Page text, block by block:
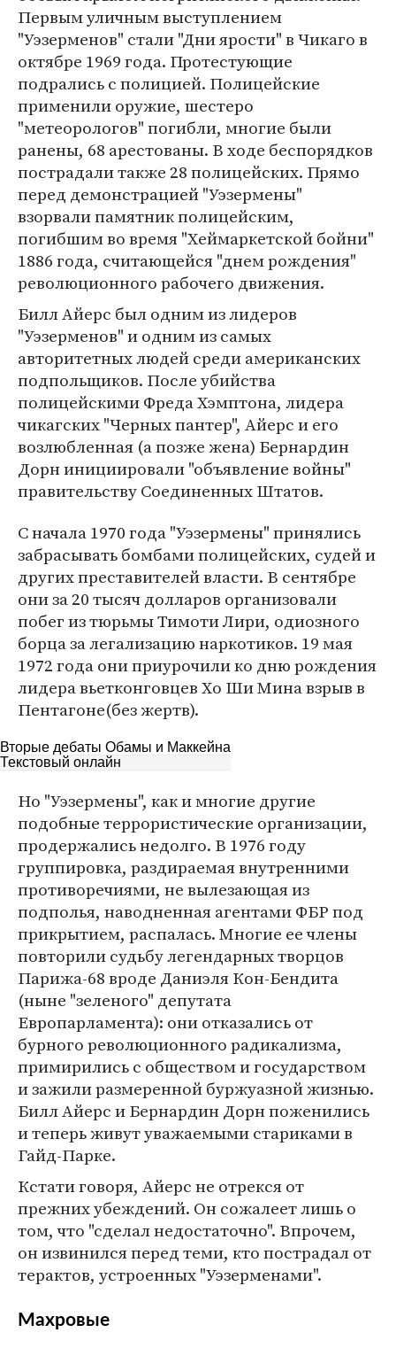
Первым уличным выступлением
"Уэзерменов" стали "Дни ярости" в Чикаго в
октябре 1969 года. Протестующие
подрались с полицией. Полицейские
применили оружие, шестеро
"метеорологов" погибли, многие были
ранены, 68 арестованы. В ходе беспорядков
пострадали также 28 полицейских. Прямо
перед демонстрацией "Уэзермены"
взорвали памятник полицейским,
погибшим во время "Хеймаркетской бойни"
1886 года, считающейся "днем рождения"
революционного рабочего движения.
Билл Айерс был одним из лидеров
"Уэзерменов" и одним из самых
авторитетных людей среди американских
подпольщиков. После убийства
полицейскими Фреда Хэмптона, лидера
чикагских "Черных пантер", Айерс и его
возлюбленная (а позже жена) Бернардин
Дорн инициировали "объявление войны"
правительству Соединенных Штатов.
С начала 1970 года "Уэзермены" принялись
забрасывать бомбами полицейских, судей и
других преставителей власти. В сентябре
они за 20 тысяч долларов организовали
побег из тюрьмы Тимоти Лири, одиозного
борца за легализацию наркотиков. 19 мая
1972 года они приурочили ко дню рождения
лидера вьетконговцев Хо Ши Мина взрыв в
Пентагоне(без жертв).
Вторые дебаты Обамы и Маккейна
Текстовый онлайн
Но "Уэзермены", как и многие другие
подобные террористические организации,
продержались недолго. В 1976 году
группировка, раздираемая внутренними
противоречиями, не вылезающая из
подполья, наводненная агентами ФБР под
прикрытием, распалась. Многие ее члены
повторили судьбу легендарных творцов
Парижа-68 вроде Даниэля Кон-Бендита
(ныне "зеленого" депутата
Европарламента): они отказались от
бурного революционного радикализма,
примирились с обществом и государством
и зажили размеренной буржуазной жизнью.
Билл Айерс и Бернардин Дорн поженились
и теперь живут уважаемыми стариками в
Гайд-Парке.
Кстати говоря, Айерс не отрекся от
прежних убеждений. Он сожалеет лишь о
том, что "сделал недостаточно". Впрочем,
он извинился перед теми, кто пострадал от
терактов, устроенных "Уэзерменами".
Махровые